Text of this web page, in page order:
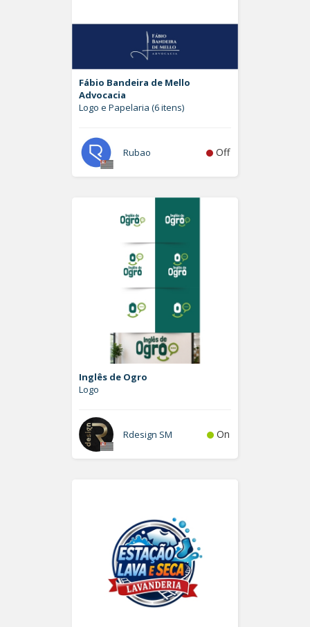
Fábio Bandeira de Mello
Advocacia
Logo e Papelaria (6 itens)
Rubao Off
Inglês de Ogro
Logo
Rdesign SM On